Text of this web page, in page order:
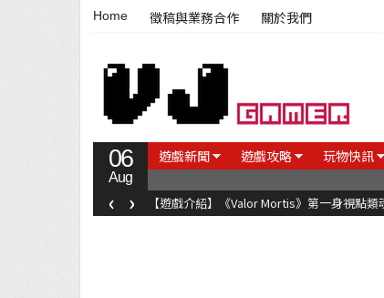
Home 徵稿與業務合作 關於我們
06
Aug
遊戲新聞 遊戲攻略 玩物快訊
【遊戲介紹】《Valor Mortis》第一身視點
‹ ›